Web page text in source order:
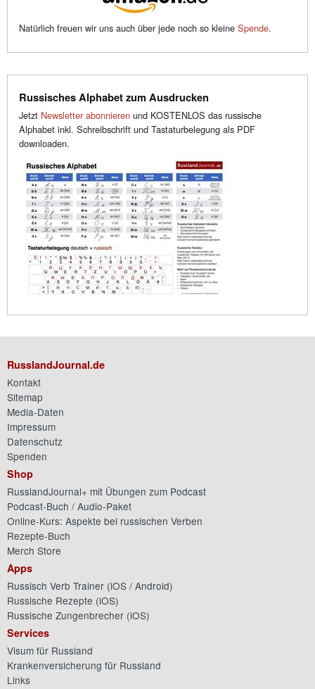
Natürlich freuen wir uns auch über jede noch so kleine Spende.
Russisches Alphabet zum Ausdrucken
Jetzt Newsletter abonnieren und KOSTENLOS das russische
Alphabet inkl. Schreibschrift und Tastaturbelegung als PDF
downloaden.
RusslandJournal.de
Kontakt
Sitemap
Media-Daten
Impressum
Datenschutz
Spenden
Shop
RusslandJournal+ mit Übungen zum Podcast
Podcast-Buch / Audio-Paket
Online-Kurs: Aspekte bei russischen Verben
Rezepte-Buch
Merch Store
Apps
Russisch Verb Trainer (iOS / Android)
Russische Rezepte (iOS)
Russische Zungenbrecher (iOS)
Services
Visum für Russland
Krankenversicherung für Russland
Links